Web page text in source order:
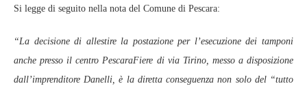
Si legge di seguito nella nota del Comune di Pescara:
“La decisione di allestire la postazione per l’esecuzione dei tamponi
anche presso il centro PescaraFiere di via Tirino, messo a disposizione
dall’imprenditore Danelli, è la diretta conseguenza non solo del “tutto